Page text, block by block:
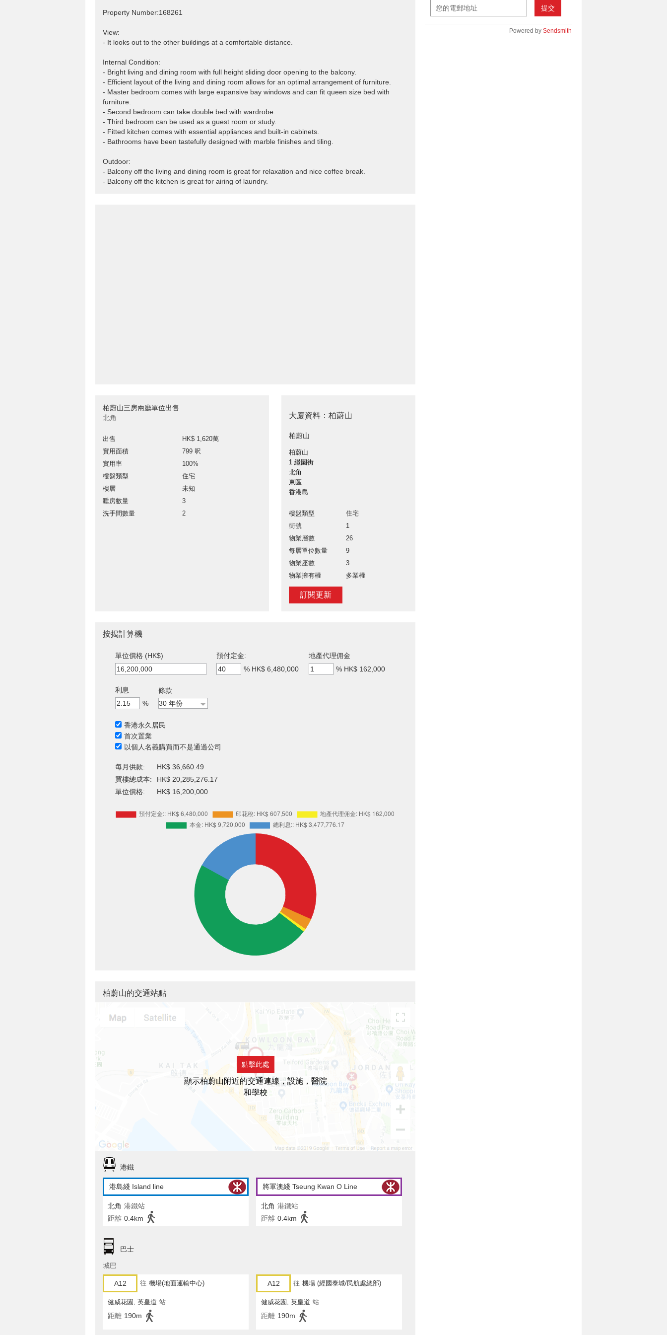
Property Number:168261
View:
- It looks out to the other buildings at a comfortable distance.
Internal Condition:
- Bright living and dining room with full height sliding door opening to the balcony.
- Efficient layout of the living and dining room allows for an optimal arrangement of furniture.
- Master bedroom comes with large expansive bay windows and can fit queen size bed with
furniture.
- Second bedroom can take double bed with wardrobe.
- Third bedroom can be used as a guest room or study.
- Fitted kitchen comes with essential appliances and built-in cabinets.
- Bathrooms have been tastefully designed with marble finishes and tiling.
Outdoor:
- Balcony off the living and dining room is great for relaxation and nice coffee break.
- Balcony off the kitchen is great for airing of laundry.
柏蔚山三房兩廳單位出售
北角
出售
HK$ 1,620萬
實用面積
799 呎
實用率
100%
樓盤類型
住宅
樓層
未知
睡房數量
3
洗手間數量
2
大廈資料：柏蔚山
柏蔚山
柏蔚山
1 繼園街
北角
東區
香港島
樓盤類型
住宅
街號
1
物業層數
26
每層單位數量
9
物業座數
3
物業擁有權
多業權
訂閱更新
提交
Powered by Sendsmith
按揭計算機
單位價格 (HK$)
預付定金:
% HK$ 6,480,000
地產代理佣金
% HK$ 162,000
利息
%
條款
香港永久居民
首次置業
以個人名義購買而不是通過公司
每月供款:
HK$ 36,660.49
買樓總成本:
HK$ 20,285,276.17
單位價格:
HK$ 16,200,000
柏蔚山的交通站點
點擊此處
顯示柏蔚山附近的交通連線，設施，醫院
和學校
港鐵
港島綫 Island line
北角 港鐵站
距離 0.4km
將軍澳綫 Tseung Kwan O Line
北角 港鐵站
距離 0.4km
巴士
城巴
A12 往 機場(地面運輸中心)
健威花園, 英皇道 站
距離 190m
A12 往 機場 (經國泰城/民航處總部)
健威花園, 英皇道 站
距離 190m